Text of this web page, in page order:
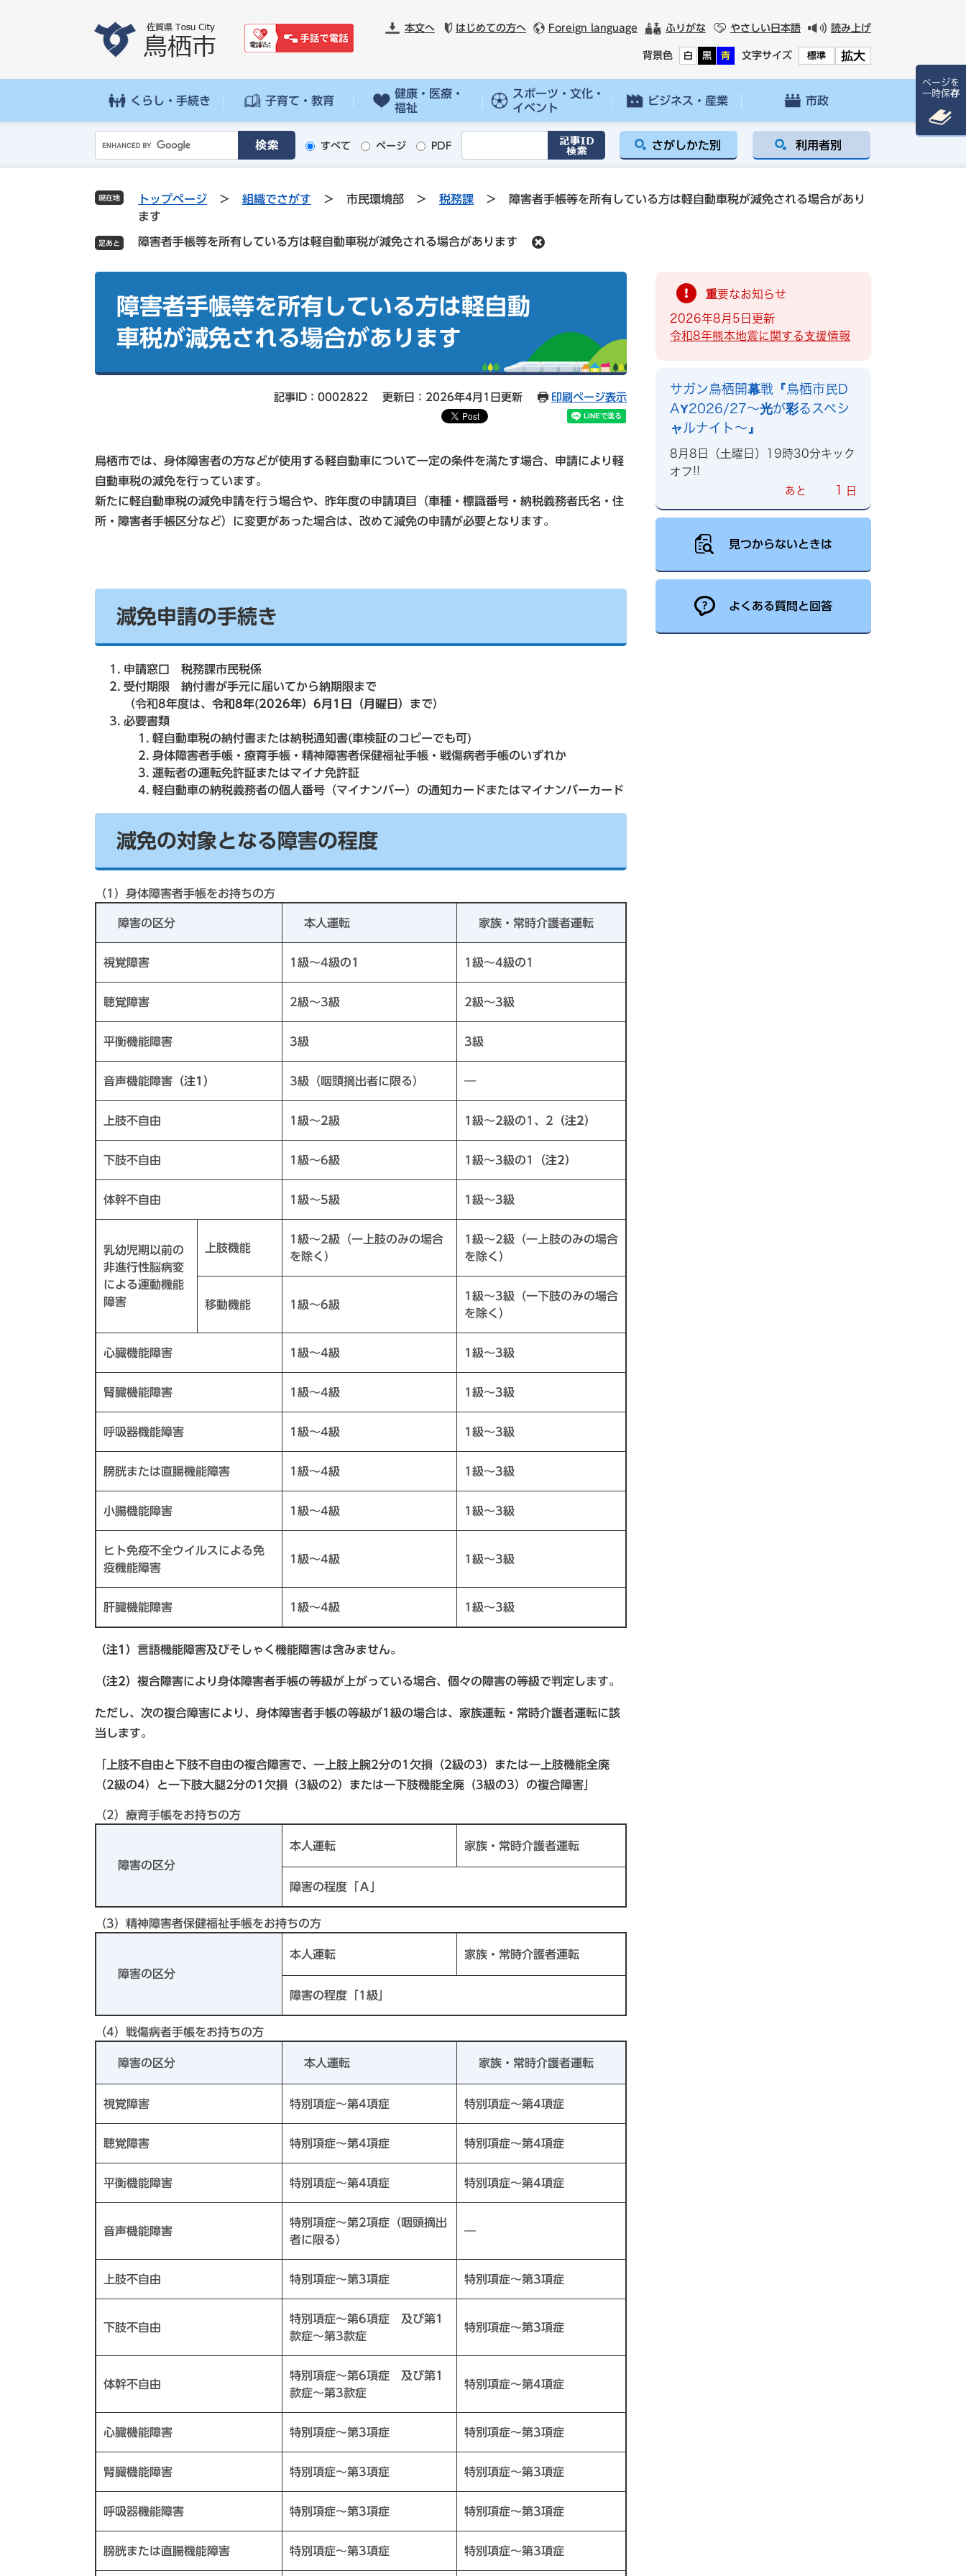
先
を
本文へ はじめての方へ Foreign language ふりがな やさしい日本語 読み上げ
背景色 白 黒 青 文字サイズ 標準 拡大
くらし・手続き 子育て・教育
健康・医療・
福祉
スポーツ・文化・
イベント
ビジネス・産業 市政
o
g
l
カ
タ
すべて ページ PDF さがしかた別 利用者別
現在地 トップページ > 組織でさがす > 市民環境部 > 税務課 >
障害者手帳等を所有している方は軽自動車税が減免される場合があり
ます
障害者手帳等を所有している方は軽自動車税が減免される場合があります
障害者手帳等を所有している方は軽自動
車税が減免される場合があります
記事ID：0002822 更新日：2026年4月1日更新 印刷ページ表示
鳥栖市では、身体障害者の方などが使用する軽自動車について一定の条件を満たす場合、申請により軽
自動車税の減免を行っています。
新たに軽自動車税の減免申請を行う場合や、昨年度の申請項目（車種・標識番号・納税義務者氏名・住
所・障害者手帳区分など）に変更があった場合は、改めて減免の申請が必要となります。
減免申請の手続き
申請窓口 税務課市民税係
受付期限 納付書が手元に届いてから納期限まで
（令和8年度は、 令和8年(2026年）6月1日（月曜日） まで）
必要書類
軽自動車税の納付書または納税通知書(車検証のコピーでも可)
身体障害者手帳・療育手帳・精神障害者保健福祉手帳・戦傷病者手帳のいずれか
運転者の運転免許証またはマイナ免許証
軽自動車の納税義務者の個人番号（マイナンバー）の通知カードまたはマイナンバーカード
減免の対象となる障害の程度
（1）身体障害者手帳をお持ちの方
障害の区分 本人運転 家族・常時介護者運転
視覚障害 1級～4級の1 1級～4級の1
聴覚障害 2級～3級 2級～3級
平衡機能障害 3級 3級
音声機能障害 （注1） 3級（咽頭摘出者に限る） ―
上肢不自由 1級～2級 1級～2級の1、2 （注2）
下肢不自由 1級～6級 1級～3級の1 （注2）
体幹不自由 1級～5級 1級～3級
乳幼児期以前の
非進行性脳病変
による運動機能
障害
上肢機能
1級～2級（一上肢のみの場合
を除く）
1級～2級（一上肢のみの場合
を除く）
移動機能 1級～6級
1級～3級（一下肢のみの場合
を除く）
心臓機能障害 1級～4級 1級～3級
腎臓機能障害 1級～4級 1級～3級
呼吸器機能障害 1級～4級 1級～3級
膀胱または直腸機能障害 1級～4級 1級～3級
小腸機能障害 1級～4級 1級～3級
ヒト免疫不全ウイルスによる免
疫機能障害
1級～4級 1級～3級
肝臓機能障害 1級～4級 1級～3級
（注1） 言語機能障害及びそしゃく機能障害は含みません。
（注2） 複合障害により身体障害者手帳の等級が上がっている場合、個々の障害の等級で判定します。
ただし、次の複合障害により、身体障害者手帳の等級が1級の場合は、家族運転・常時介護者運転に該
当します。
「上肢不自由と下肢不自由の複合障害で、一上肢上腕2分の1欠損（2級の3）または一上肢機能全廃
（2級の4）と一下肢大腿2分の1欠損（3級の2）または一下肢機能全廃（3級の3）の複合障害」
（2）療育手帳をお持ちの方
障害の区分
本人運転 家族・常時介護者運転
障害の程度「Ａ」
（3）精神障害者保健福祉手帳をお持ちの方
障害の区分
本人運転 家族・常時介護者運転
障害の程度「1級」
（4）戦傷病者手帳をお持ちの方
障害の区分 本人運転 家族・常時介護者運転
視覚障害 特別項症～第4項症 特別項症～第4項症
聴覚障害 特別項症～第4項症 特別項症～第4項症
平衡機能障害 特別項症～第4項症 特別項症～第4項症
音声機能障害
特別項症～第2項症（咽頭摘出
者に限る）
―
上肢不自由 特別項症～第3項症 特別項症～第3項症
下肢不自由
特別項症～第6項症 及び第1
款症～第3款症
特別項症～第3項症
体幹不自由
特別項症～第6項症 及び第1
款症～第3款症
特別項症～第4項症
心臓機能障害 特別項症～第3項症 特別項症～第3項症
腎臓機能障害 特別項症～第3項症 特別項症～第3項症
呼吸器機能障害 特別項症～第3項症 特別項症～第3項症
膀胱または直腸機能障害 特別項症～第3項症 特別項症～第3項症
重要なお知らせ
2026年8月5日更新
令和8年熊本地震に関する支援情報
サガン鳥栖開幕戦『鳥栖市民D
AY2026/27～光が彩るスペシ
ャルナイト～』
8月8日（土曜日）19時30分キック
オフ!!
あと 1 日
見つからないときは
よくある質問と回答
ページを
一時保存